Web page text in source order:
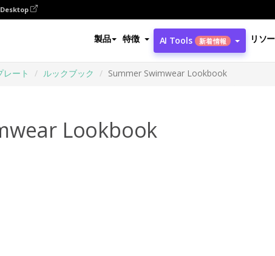
製品 特徴 AI Tools 新着情報 リソ
レート ルックブック Summer Swimwear Lookbook
Lookbook